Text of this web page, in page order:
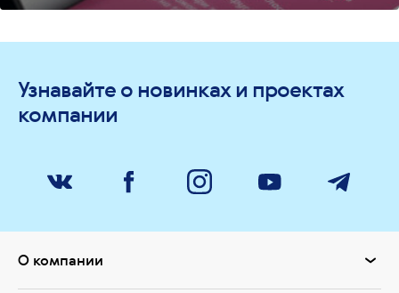
Узнавайте о новинках и проектах
компании
О компании